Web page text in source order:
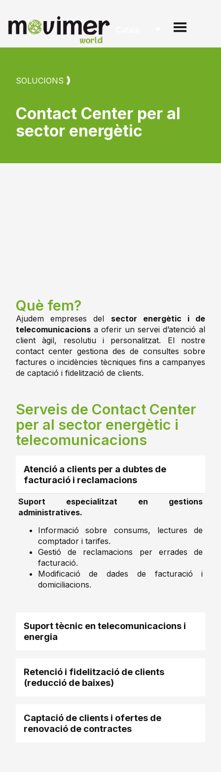
SOLUCIONS
Contact Center per al
sector energètic
Què fem?
Ajudem empreses del sector energètic i de
telecomunicacions a oferir un servei d’atenció al
client àgil, resolutiu i personalitzat. El nostre
contact center gestiona des de consultes sobre
factures o incidències tècniques fins a campanyes
de captació i fidelització de clients.
Serveis de Contact Center
per al sector energètic i
telecomunicacions
Atenció a clients per a dubtes de
facturació i reclamacions
Suport especialitzat en gestions
administratives.
Informació sobre consums, lectures de
comptador i tarifes.
Gestió de reclamacions per errades de
facturació.
Modificació de dades de facturació i
domiciliacions.
Suport tècnic en telecomunicacions i
energia
Retenció i fidelització de clients
(reducció de baixes)
Captació de clients i ofertes de
renovació de contractes